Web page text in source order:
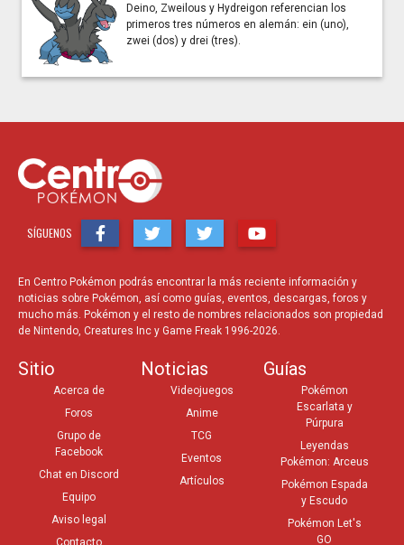
Deino, Zweilous y Hydreigon referencian los
primeros tres números en alemán: ein (uno),
zwei (dos) y drei (tres).
SÍGUENOS
En Centro Pokémon podrás encontrar la más reciente información y
noticias sobre Pokémon, así como guías, eventos, descargas, foros y
mucho más. Pokémon y el resto de nombres relacionados son propiedad
de Nintendo, Creatures Inc y Game Freak 1996-2026.
Sitio
Acerca de
Foros
Grupo de
Facebook
Chat en Discord
Equipo
Aviso legal
Contacto
Noticias
Videojuegos
Anime
TCG
Eventos
Artículos
Guías
Pokémon
Escarlata y
Púrpura
Leyendas
Pokémon: Arceus
Pokémon Espada
y Escudo
Pokémon Let's
GO